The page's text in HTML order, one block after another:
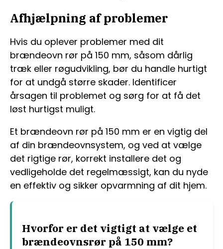
Afhjælpning af problemer
Hvis du oplever problemer med dit
brændeovn rør på 150 mm, såsom dårlig
træk eller røgudvikling, bør du handle hurtigt
for at undgå større skader. Identificer
årsagen til problemet og sørg for at få det
løst hurtigst muligt.
Et brændeovn rør på 150 mm er en vigtig del
af din brændeovnsystem, og ved at vælge
det rigtige rør, korrekt installere det og
vedligeholde det regelmæssigt, kan du nyde
en effektiv og sikker opvarmning af dit hjem.
Hvorfor er det vigtigt at vælge et
brændeovnsrør på 150 mm?